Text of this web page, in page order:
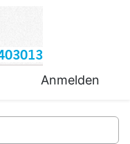
Anmelden